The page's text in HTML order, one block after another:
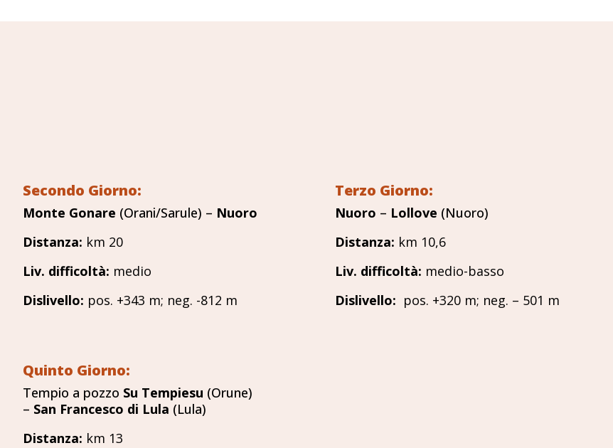
Secondo Giorno:
Monte Gonare (Orani/Sarule) – Nuoro
Distanza: km 20
Liv. difficoltà: medio
Dislivello: pos. +343 m; neg. -812 m
Terzo Giorno:
Nuoro – Lollove (Nuoro)
Distanza: km 10,6
Liv. difficoltà: medio-basso
Dislivello: pos. +320 m; neg. – 501 m
Quinto Giorno:
Tempio a pozzo Su Tempiesu (Orune)
– San Francesco di Lula (Lula)
Distanza: km 13